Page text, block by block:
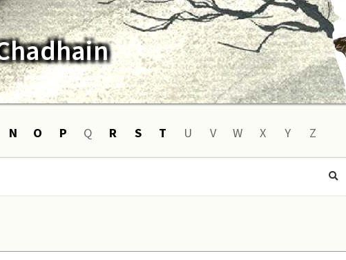
N O P Q R S T U V W X Y Z